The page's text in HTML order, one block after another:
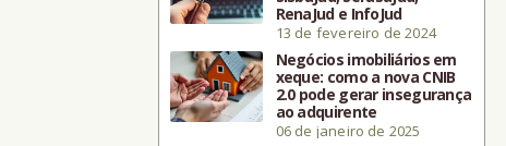
RenaJud e InfoJud
13 de fevereiro de 2024
Negócios imobiliários em
xeque: como a nova CNIB
2.0 pode gerar insegurança
ao adquirente
06 de janeiro de 2025